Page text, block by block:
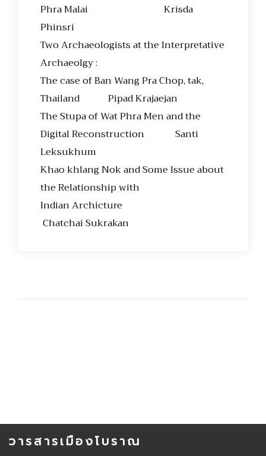
Phra Malai Krisda
Phinsri
Two Archaeologists at the Interpretative
Archaeolgy :
The case of Ban Wang Pra Chop, tak,
Thailand Pipad Krajaejan
The Stupa of Wat Phra Men and the
Digital Reconstruction Santi
Leksukhum
Khao khlang Nok and Some Issue about
the Relationship with
Indian Archicture
Chatchai Sukrakan
วารสารเมืองโบราณ